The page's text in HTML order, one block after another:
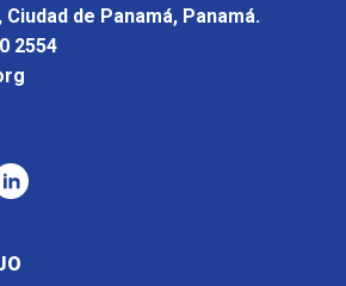
de Panamá, Panamá.
2554